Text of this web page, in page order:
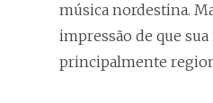
música nordestina.
impressão de que
principalmente